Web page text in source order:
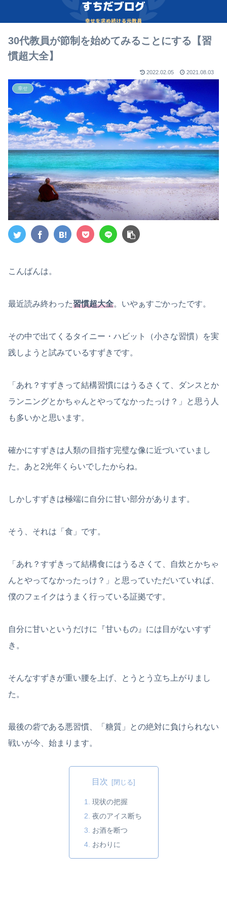
30代教員が節制を始めてみることにする【習
慣超大全】
2022.02.05 2021.08.03
幸せ
こんばんは。
最近読み終わった習慣超大全。いやぁすごかったです。
その中で出てくるタイニー・ハビット（小さな習慣）を実
践しようと試みているすずきです。
「あれ？すずきって結構習慣にはうるさくて、ダンスとか
ランニングとかちゃんとやってなかったっけ？」と思う人
も多いかと思います。
確かにすずきは人類の目指す完璧な像に近づいていまし
た。あと2光年くらいでしたからね。
しかしすずきは極端に自分に甘い部分があります。
そう、それは「食」です。
「あれ？すずきって結構食にはうるさくて、自炊とかちゃ
んとやってなかったっけ？」と思っていただいていれば、
僕のフェイクはうまく行っている証拠です。
自分に甘いというだけに『甘いもの』には目がないすず
き。
そんなすずきが重い腰を上げ、とうとう立ち上がりまし
た。
最後の砦である悪習慣、「糖質」との絶対に負けられない
戦いが今、始まります。
目次
現状の把握
夜のアイス断ち
お酒を断つ
おわりに